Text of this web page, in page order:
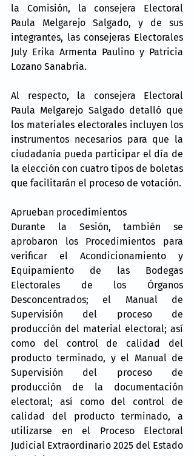
la Comisión, la consejera Electoral
Paula Melgarejo Salgado, y de sus
integrantes, las consejeras Electorales
July Erika Armenta Paulino y Patricia
Lozano Sanabria.
Al respecto, la consejera Electoral
Paula Melgarejo Salgado detalló que
los materiales electorales incluyen los
instrumentos necesarios para que la
ciudadanía pueda participar el día de
la elección con cuatro tipos de boletas
que facilitarán el proceso de votación.
Aprueban procedimientos
Durante la Sesión, también se
aprobaron los Procedimientos para
verificar el Acondicionamiento y
Equipamiento de las Bodegas
Electorales de los Órganos
Desconcentrados; el Manual de
Supervisión del proceso de
producción del material electoral; así
como del control de calidad del
producto terminado, y el Manual de
Supervisión del proceso de
producción de la documentación
electoral; así como del control de
calidad del producto terminado, a
utilizarse en el Proceso Electoral
Judicial Extraordinario 2025 del Estado